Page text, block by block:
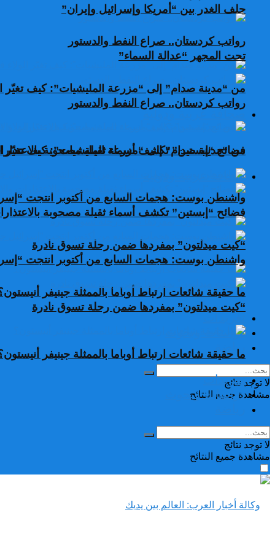
رواتب كردستان.. صراع النفط والدستور
من “مدينة صدام” إلى “مزرعة المليشيات”: كيف تغيّر
صحافة عربية ودولية
فضائح “إبستين” تكشف أسماء ثقيلة مصحوبة
واشنطن بوست: هجمات السابع من أكتوبر انتجت
“كيت ميدلتون” بمفردها ضمن رحلة تسوق نادرة
ما حقيقة شائعات ارتباط أوباما بالممثلة جينيفر
دراسات وبحوث
رياضة
لا توجد نتائج
مشاهدة جميع النتائح
حلف الغدر بين “أمريكا وإسرائيل وإيران”
تحت المجهر “عدالة السماء”
رواتب كردستان.. صراع النفط والدستور
من “مدينة صدام” إلى “مزرعة المليشيات”: كيف تغيّر
صحافة عربية ودولية
فضائح “إبستين” تكشف أسماء ثقيلة مصحوبة
واشنطن بوست: هجمات السابع من أكتوبر انتجت
“كيت ميدلتون” بمفردها ضمن رحلة تسوق نادرة
ما حقيقة شائعات ارتباط أوباما بالممثلة جينيفر
تغريدات
دراسات وبحوث
لا توجد نتائج
مشاهدة جميع النتائح